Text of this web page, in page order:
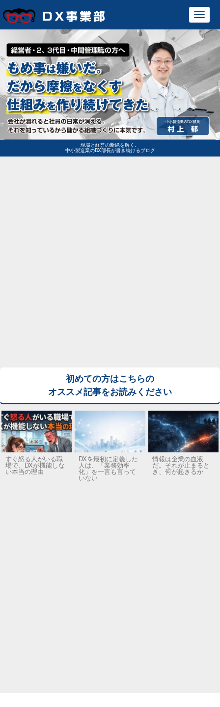
現場と経営の断絶を解く。
中小製造業のDX部長が書き続けるブログ
初めての方はこちらの
オススメ記事をお読みください
すぐ怒る人がいる職
場で、DXが機能しな
い本当の理由
DXを最初に定義した
人は、「業務効率
化」を一言も言って
いない
情報は企業の血液
だ。それが止まると
き、何が起きるか